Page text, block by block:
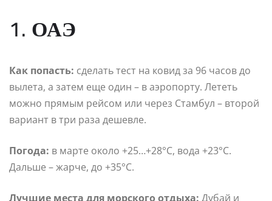
1. ОАЭ
Как попасть: сделать тест на ковид за 96 часов до
вылета, а затем еще один – в аэропорту. Лететь
можно прямым рейсом или через Стамбул – второй
вариант в три раза дешевле.
Погода: в марте около +25…+28°С, вода +23°С.
Дальше – жарче, до +35°С.
Лучшие места для морского отдыха: Дубай и